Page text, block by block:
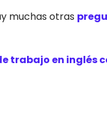
muchas otras
trabajo en inglés